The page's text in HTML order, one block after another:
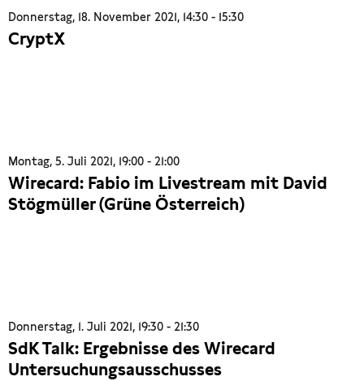
Donnerstag, 18. November 2021, 14:30 - 15:30
CryptX
Montag, 5. Juli 2021, 19:00 - 21:00
Wirecard: Fabio im Livestream mit David
Stögmüller (Grüne Österreich)
Donnerstag, 1. Juli 2021, 19:30 - 21:30
SdK Talk: Ergebnisse des Wirecard
Untersuchungsausschusses